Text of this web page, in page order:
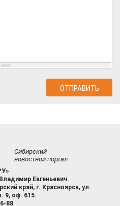
Сибирский
новостной портал
Евгеньевич.
край, г. Красноярск, ул.
9, оф. 615.
88